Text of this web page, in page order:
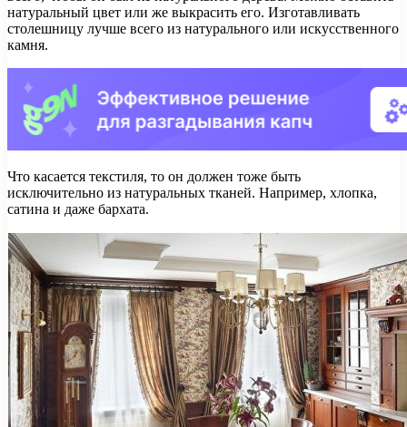
натуральный цвет или же выкрасить его. Изготавливать
столешницу лучше всего из натурального или искусственного
камня.
Что касается текстиля, то он должен тоже быть
исключительно из натуральных тканей. Например, хлопка,
сатина и даже бархата.